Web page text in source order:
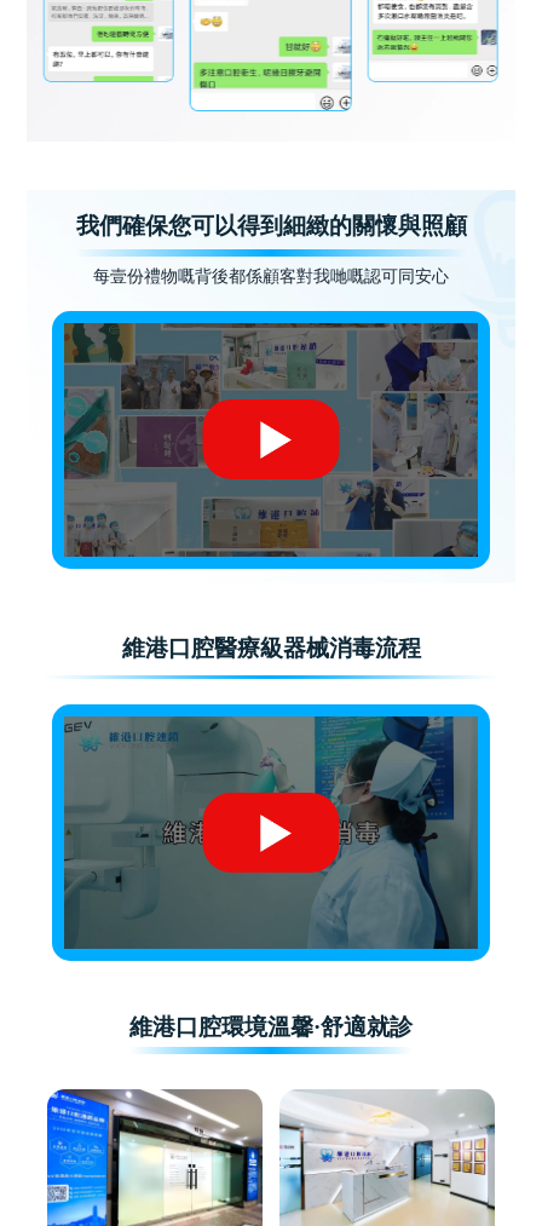
我們確保您可以得到細緻的關懷與照顧
每壹份禮物嘅背後都係顧客對我哋嘅認可同安心
維港口腔醫療級器械消毒流程
維港口腔環境溫馨·舒適就診